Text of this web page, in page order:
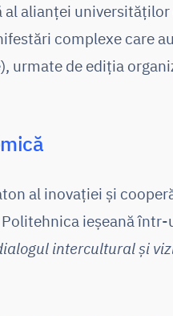
alianței
complexe care
urmate de ediția
al inovației și
ieșeană
intercultural și